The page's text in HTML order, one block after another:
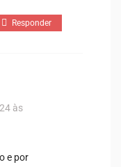
Responder
às
e por